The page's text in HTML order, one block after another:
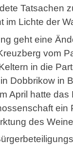
Tatsachen
im Lichte der
geht eine
vom
in die
Dobbrikow in
April hatte
des